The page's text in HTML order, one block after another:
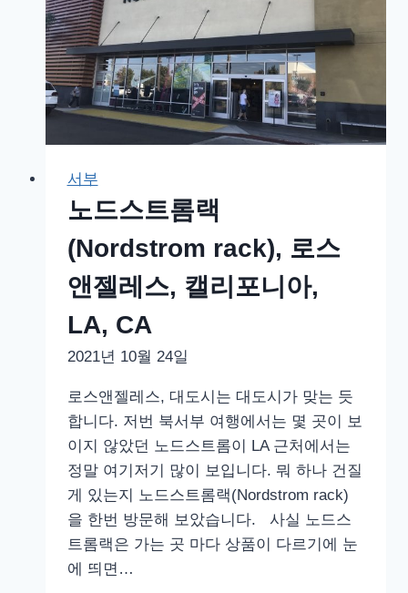
에
어
비
앤
Villa
Bedroom
3
w
Pool
Jacuzzi,
동
네
모
습,
네
바
서부
노드스트롬랙
(Nordstrom rack), 로스
앤젤레스, 캘리포니아,
LA, CA
2021년 10월 24일
로스앤젤레스, 대도시는 대도시가 맞는 듯
합니다. 저번 북서부 여행에서는 몇 곳이 보
이지 않았던 노드스트롬이 LA 근처에서는
정말 여기저기 많이 보입니다. 뭐 하나 건질
게 있는지 노드스트롬랙(Nordstrom rack)
을 한번 방문해 보았습니다. 사실 노드스
트롬랙은 가는 곳 마다 상품이 다르기에 눈
에 띄면…